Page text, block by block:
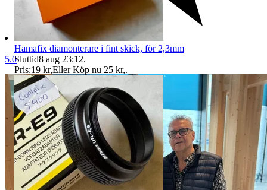
5.0
Hamafix diamonterare i fint skick, för 2,3mm
Sluttid8 aug 23:12.
Pris:19 kr,Eller Köp nu 25 kr,.